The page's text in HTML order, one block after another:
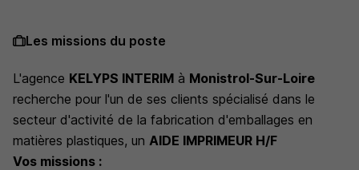
Les missions du poste
L'agence KELYPS INTERIM à Monistrol-Sur-Loire
recherche pour l'un de ses clients spécialisé dans le
secteur d'activité de la fabrication d'emballages en
matières plastiques, un AIDE IMPRIMEUR H/F
Vos missions :